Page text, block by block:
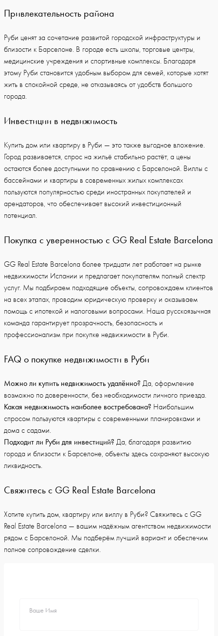
Привлекательность района
Руби ценят за сочетание развитой городской инфраструктуры и
близости к Барселоне. В городе есть школы, торговые центры,
медицинские учреждения и спортивные комплексы. Благодаря
этому Руби становится удобным выбором для семей, которые хотят
жить в спокойной среде, не отказываясь от удобств большого
города.
Инвестиции в недвижимость
Купить дом или квартиру в Руби — это также выгодное вложение.
Город развивается, спрос на жильё стабильно растёт, а цены
остаются более доступными по сравнению с Барселоной. Виллы с
бассейнами и квартиры в современных жилых комплексах
пользуются популярностью среди иностранных покупателей и
арендаторов, что обеспечивает высокий инвестиционный
потенциал.
Покупка с уверенностью с GG Real Estate Barcelona
GG Real Estate Barcelona более тридцати лет работает на рынке
недвижимости Испании и предлагает покупателям полный спектр
услуг. Мы подбираем подходящие объекты, сопровождаем клиентов
на всех этапах, проводим юридическую проверку и оказываем
помощь с ипотекой и налоговыми вопросами. Наша русскоязычная
команда гарантирует прозрачность, безопасность и
профессионализм при покупке недвижимости в Руби.
FAQ о покупке недвижимости в Руби
Можно ли купить недвижимость удалённо? Да, оформление
возможно по доверенности, без необходимости личного приезда.
Какая недвижимость наиболее востребована? Наибольшим
спросом пользуются квартиры с современными планировками и
дома с садами.
Подходит ли Руби для инвестиций? Да, благодаря развитию
города и близости к Барселоне, объекты здесь сохраняют высокую
ликвидность.
Свяжитесь с GG Real Estate Barcelona
Хотите купить дом, квартиру или виллу в Руби? Свяжитесь с GG
Real Estate Barcelona — вашим надёжным агентством недвижимости
рядом с Барселоной. Мы подберём лучший вариант и обеспечим
полное сопровождение сделки.
Ваше Имя